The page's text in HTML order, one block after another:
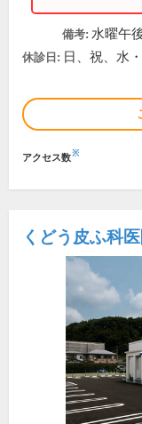
備考: 水曜午
休診日: 日、祝、水
アクセス数※
くどう皮ふ科